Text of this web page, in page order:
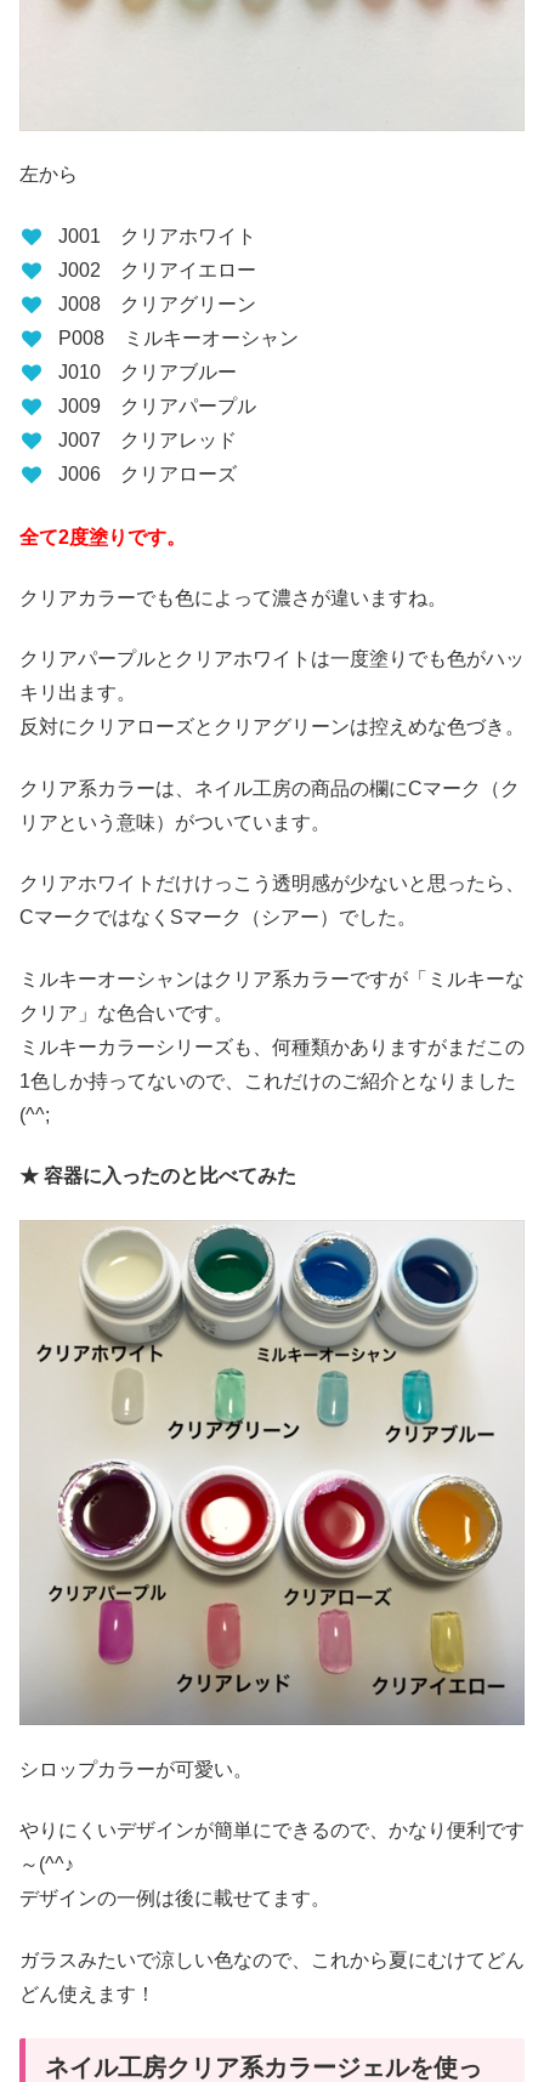
左から
J001 クリアホワイト
J002 クリアイエロー
J008 クリアグリーン
P008 ミルキーオーシャン
J010 クリアブルー
J009 クリアパープル
J007 クリアレッド
J006 クリアローズ
全て2度塗りです。
クリアカラーでも色によって濃さが違いますね。
クリアパープルとクリアホワイトは一度塗りでも色がハッ
キリ出ます。
反対にクリアローズとクリアグリーンは控えめな色づき。
クリア系カラーは、ネイル工房の商品の欄にCマーク（ク
リアという意味）がついています。
クリアホワイトだけけっこう透明感が少ないと思ったら、
CマークではなくSマーク（シアー）でした。
ミルキーオーシャンはクリア系カラーですが「ミルキーな
クリア」な色合いです。
ミルキーカラーシリーズも、何種類かありますがまだこの
1色しか持ってないので、これだけのご紹介となりました
(^^;
★ 容器に入ったのと比べてみた
シロップカラーが可愛い。
やりにくいデザインが簡単にできるので、かなり便利です
～(^^♪
デザインの一例は後に載せてます。
ガラスみたいで涼しい色なので、これから夏にむけてどん
どん使えます！
ネイル工房クリア系カラージェルを使っ